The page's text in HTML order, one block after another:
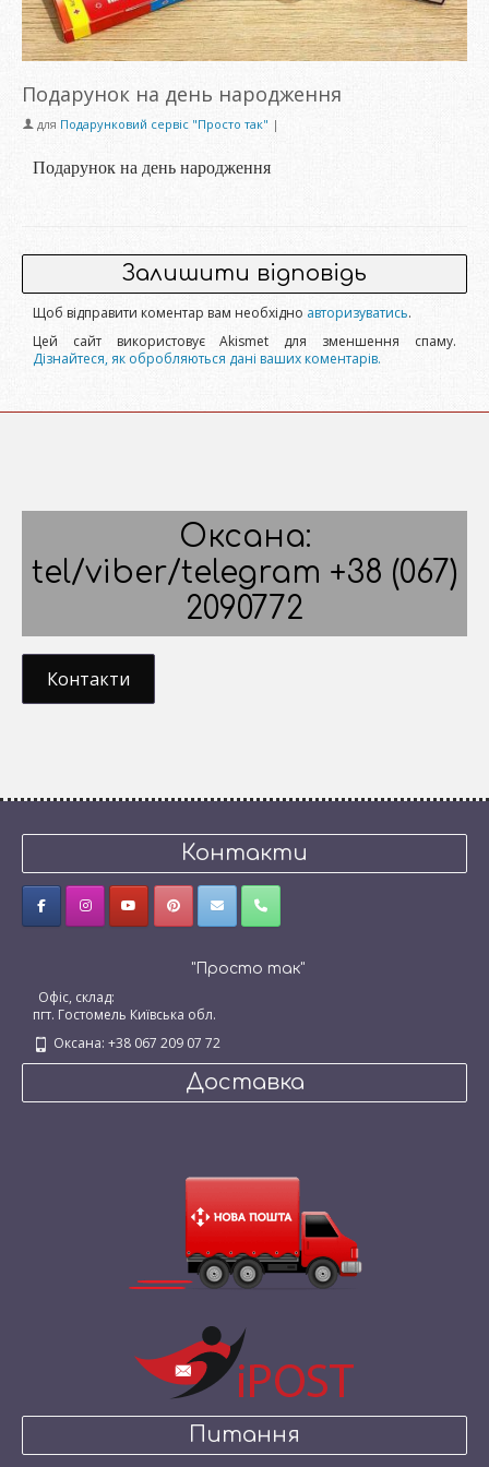
Подарунок на день народження
для Подарунковий сервіс "Просто так" |
Подарунок на день народження
Залишити відповідь
Щоб відправити коментар вам необхідно авторизуватись.
Цей сайт використовує Akismet для зменшення спаму.
Дізнайтеся, як обробляються дані ваших коментарів.
Оксана:
tel/viber/telegram +38 (067)
2090772
Контакти
Контакти
"Просто так"
Офіс, склад:
пгт. Гостомель Київська обл.
Оксана: +38 067 209 07 72
Доставка
Питання